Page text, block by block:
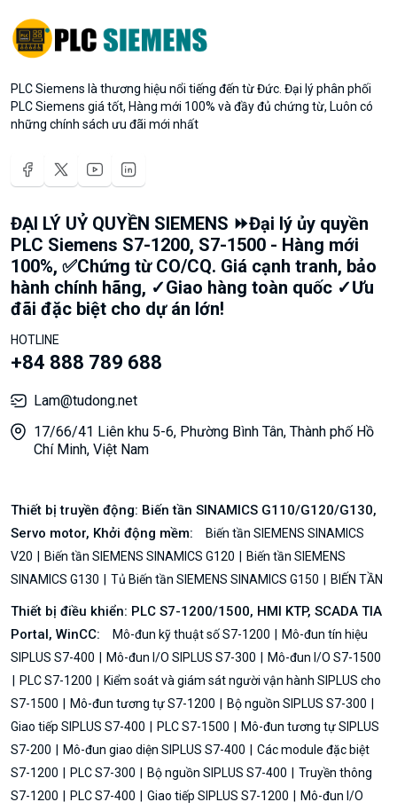
PLC Siemens là thương hiệu nổi tiếng đến từ Đức. Đại lý phân phối
PLC Siemens giá tốt, Hàng mới 100% và đầy đủ chứng từ, Luôn có
những chính sách ưu đãi mới nhất
ĐẠI LÝ UỶ QUYỀN SIEMENS ⏩Đại lý ủy quyền
PLC Siemens S7-1200, S7-1500 - Hàng mới
100%, ✅Chứng từ CO/CQ. Giá cạnh tranh, bảo
hành chính hãng, ✓Giao hàng toàn quốc ✓Ưu
đãi đặc biệt cho dự án lớn!
HOTLINE
+84 888 789 688
Lam@tudong.net
17/66/41 Liên khu 5-6, Phường Bình Tân, Thành phố Hồ
Chí Minh, Việt Nam
Thiết bị truyền động: Biến tần SINAMICS G110/G120/G130,
Servo motor, Khởi động mềm:
Biến tần SIEMENS SINAMICS
V20
Biến tần SIEMENS SINAMICS G120
Biến tần SIEMENS
SINAMICS G130
Tủ Biến tần SIEMENS SINAMICS G150 BIẾN TẦN
Thiết bị điều khiển: PLC S7-1200/1500, HMI KTP, SCADA TIA
Portal, WinCC:
Mô-đun kỹ thuật số S7-1200
Mô-đun tín hiệu
SIPLUS S7-400
Mô-đun I/O SIPLUS S7-300
Mô-đun I/O S7-1500
PLC S7-1200
Kiểm soát và giám sát người vận hành SIPLUS cho
S7-1500
Mô-đun tương tự S7-1200
Bộ nguồn SIPLUS S7-300
Giao tiếp SIPLUS S7-400
PLC S7-1500
Mô-đun tương tự SIPLUS
S7-200
Mô-đun giao diện SIPLUS S7-400
Các module đặc biệt
S7-1200
PLC S7-300 Bộ nguồn SIPLUS S7-400
Truyền thông
S7-1200
PLC S7-400 Giao tiếp SIPLUS S7-1200
Mô-đun I/O